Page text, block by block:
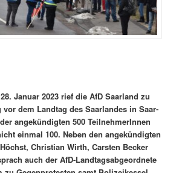
Jan­u­ar 2023 rief die AfD Saar­land zu
vor dem Land­tag des Saar­lan­des in Saar­
angekündigten 500 Teil­nehmerIn­nen
ein­mal 100. Neben den angekündigten
Chris­t­ian Wirth, Carsten Beck­er
auch der AfD-Land­tagsab­ge­ord­nete